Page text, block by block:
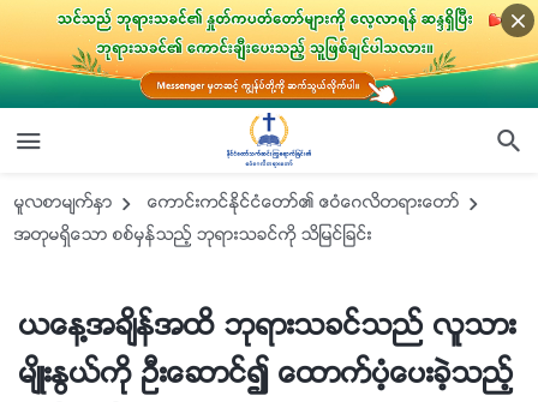
မူလစာမ်က္ႏွာ
ေကာင္းကင္ႏိုင္ငံေတာ္၏ ဧဝံေဂလိတရားေတာ္
အတုမရွိေသာ စစ္မွန္သည့္ ဘုရားသခင္ကို သိျမင္ျခင္း
ယေန႔အခ်ိန္အထိ ဘုရားသခင္သည္ လူသား
မ်ိဳးႏြယ္ကို ဦးေဆာင္၍ ေထာက္ပံ့ေပးခဲ့သည့္